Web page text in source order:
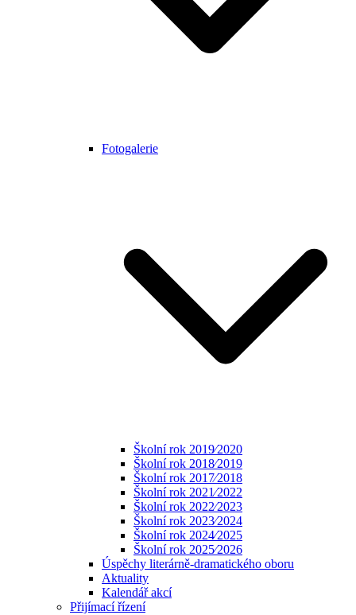
Fotogalerie
Školní rok 2019⁄2020
Školní rok 2018⁄2019
Školní rok 2017⁄2018
Školní rok 2021⁄2022
Školní rok 2022⁄2023
Školní rok 2023⁄2024
Školní rok 2024⁄2025
Školní rok 2025⁄2026
Úspěchy literárně-dramatického oboru
Aktuality
Kalendář akcí
Přijímací řízení